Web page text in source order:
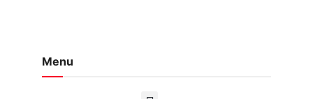
Menu